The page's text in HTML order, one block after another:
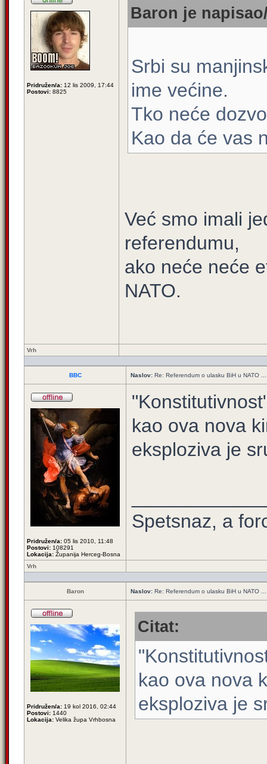
Pridružen/a: 12 lis 2009, 17:44
Postovi: 8825
Baron je
Srbi su
ime većine.
Tko neće
Kao da će vas
Već smo imali
referendumu,
ako neće neće
NATO.
Vrh
BBC Naslov: Re: Referendum o ulasku BiH u NATO ...
Pridružen/a: 05 lis 2010, 11:48
Postovi: 108291
Lokacija: Županija Herceg-Bosna
kao ova nova
eksploziva je
Spetsnaz, a
Vrh
Baron Naslov: Re: Referendum o ulasku BiH u NATO ...
Pridružen/a: 19 kol 2016, 02:44
Postovi: 1440
Lokacija: Velika župa Vrhbosna
Citat:
kao ova nova
eksploziva je